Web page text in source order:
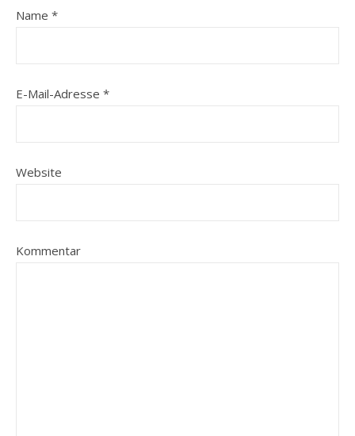
Name *
E-Mail-Adresse *
Website
Kommentar